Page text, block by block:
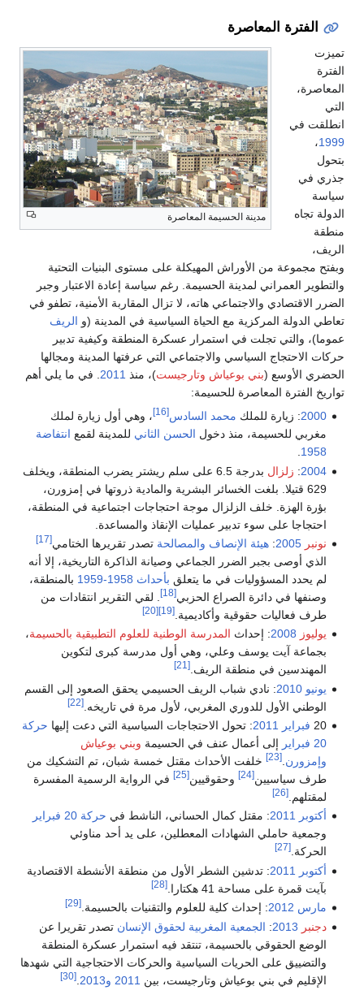
الفترة المعاصرة
مدينة الحسيمة المعاصرة
تميزت
الفترة
المعاصرة،
التي
انطلقت في
1999،
بتحول
جذري في
سياسة
الدولة تجاه
منطقة
الريف،
وبفتح مجموعة من الأوراش المهيكلة على مستوى البنيات التحتية
والتطوير العمراني لمدينة الحسيمة. رغم سياسة إعادة الاعتبار وجبر
الضرر الاقتصادي والاجتماعي هاته، لا تزال المقاربة الأمنية، تطفو في
تعاطي الدولة المركزية مع الحياة السياسية في المدينة (و الريف
عموما)، والتي تجلت في استمرار عسكرة المنطقة وكيفية تدبير
حركات الاحتجاج السياسي والاجتماعي التي عرفتها المدينة ومجالها
الحضري الأوسع (بني بوعياش وتارجيست)، منذ 2011 . في ما يلي أهم
تواريخ الفترة المعاصرة للحسيمة:
2000: زيارة للملك محمد السادس[16]
، وهي أول زيارة لملك
مغربي للحسيمة، منذ دخول الحسن الثاني للمدينة لقمع انتفاضة
1958
2004
: زلزال
بدرجة 6.5 على سلم ريشتر يضرب المنطقة، ويخلف
629 قتيلا. بلغت الخسائر البشرية والمادية ذروتها في إمزورن،
بؤرة الهزة. خلف الزلزال موجة احتجاجات اجتماعية في المنطقة،
احتجاجا على سوء تدبير عمليات الإنقاذ والمساعدة.
نونبر 2005
:هيئة الإنصاف والمصالحة تصدر تقريرها الختامي[17]
الذي أوصى بجبر الضرر الجماعي وصيانة الذاكرة التاريخية، إلا أنه
لم يحدد المسؤوليات في ما يتعلق بأحداث 1958-1959
بالمنطقة،
وصنفها في دائرة الصراع الحزبي[18]
. لقي التقرير انتقادات من
طرف فعاليات حقوقية وأكاديمية.[19]
[20]
يوليوز 2008: إحداث المدرسة الوطنية للعلوم التطبيقية بالحسيمة،
بجماعة آيت يوسف وعلي، وهي أول مدرسة كبرى لتكوين
المهندسين في منطقة الريف.[21]
يونيو 2010: نادي شباب الريف الحسيمي يحقق الصعود إلى القسم
الوطني الأول للدوري المغربي، لأول مرة في تاريخه.[22]
20 فبراير 2011: تحول الاحتجاجات السياسية التي دعت إليها حركة
20 فبراير
إلى أعمال عنف في الحسيمة وبني بوعياش
وإمزورن .
[23]
خلفت الأحداث مقتل خمسة شبان، تم التشكيك من
طرف سياسيين[24] وحقوقيين[25]
في الرواية الرسمية المفسرة
لمقتلهم.[26]
أكتوبر 2011: مقتل كمال الحساني، الناشط في حركة 20 فبراير
وجمعية حاملي الشهادات المعطلين، على يد أحد مناوئي
الحركة.[27]
أكتوبر 2011: تدشين الشطر الأول من منطقة الأنشطة الاقتصادية
بآيت قمرة على مساحة 41 هكتارا.
[28]
مارس 2012: إحداث كلية للعلوم والتقنيات بالحسيمة.[29]
دجنبر 2013
: الجمعية المغربية لحقوق الإنسان تصدر تقريرا عن
الوضع الحقوقي بالحسيمة، تنتقد فيه استمرار عسكرة المنطقة
والتضييق على الحريات السياسية والحركات الاحتجاجية التي شهدها
الإقليم في بني بوعياش وتارجيست، بين 2011 و2013 .
[30]